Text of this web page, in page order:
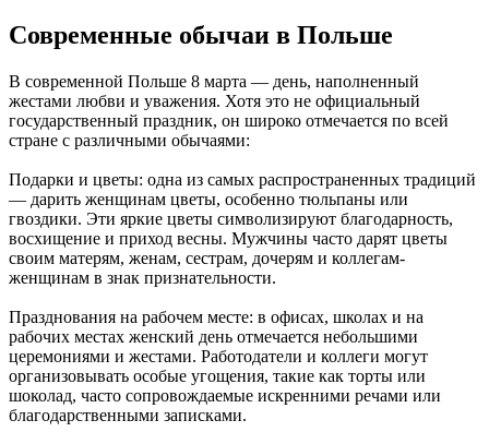
Современные обычаи в Польше
В современной Польше 8 марта — день, наполненный
жестами любви и уважения. Хотя это не официальный
государственный праздник, он широко отмечается по всей
стране с различными обычаями:
Подарки и цветы: одна из самых распространенных традиций
— дарить женщинам цветы, особенно тюльпаны или
гвоздики. Эти яркие цветы символизируют благодарность,
восхищение и приход весны. Мужчины часто дарят цветы
своим матерям, женам, сестрам, дочерям и коллегам-
женщинам в знак признательности.
Празднования на рабочем месте: в офисах, школах и на
рабочих местах женский день отмечается небольшими
церемониями и жестами. Работодатели и коллеги могут
организовывать особые угощения, такие как торты или
шоколад, часто сопровождаемые искренними речами или
благодарственными записками.